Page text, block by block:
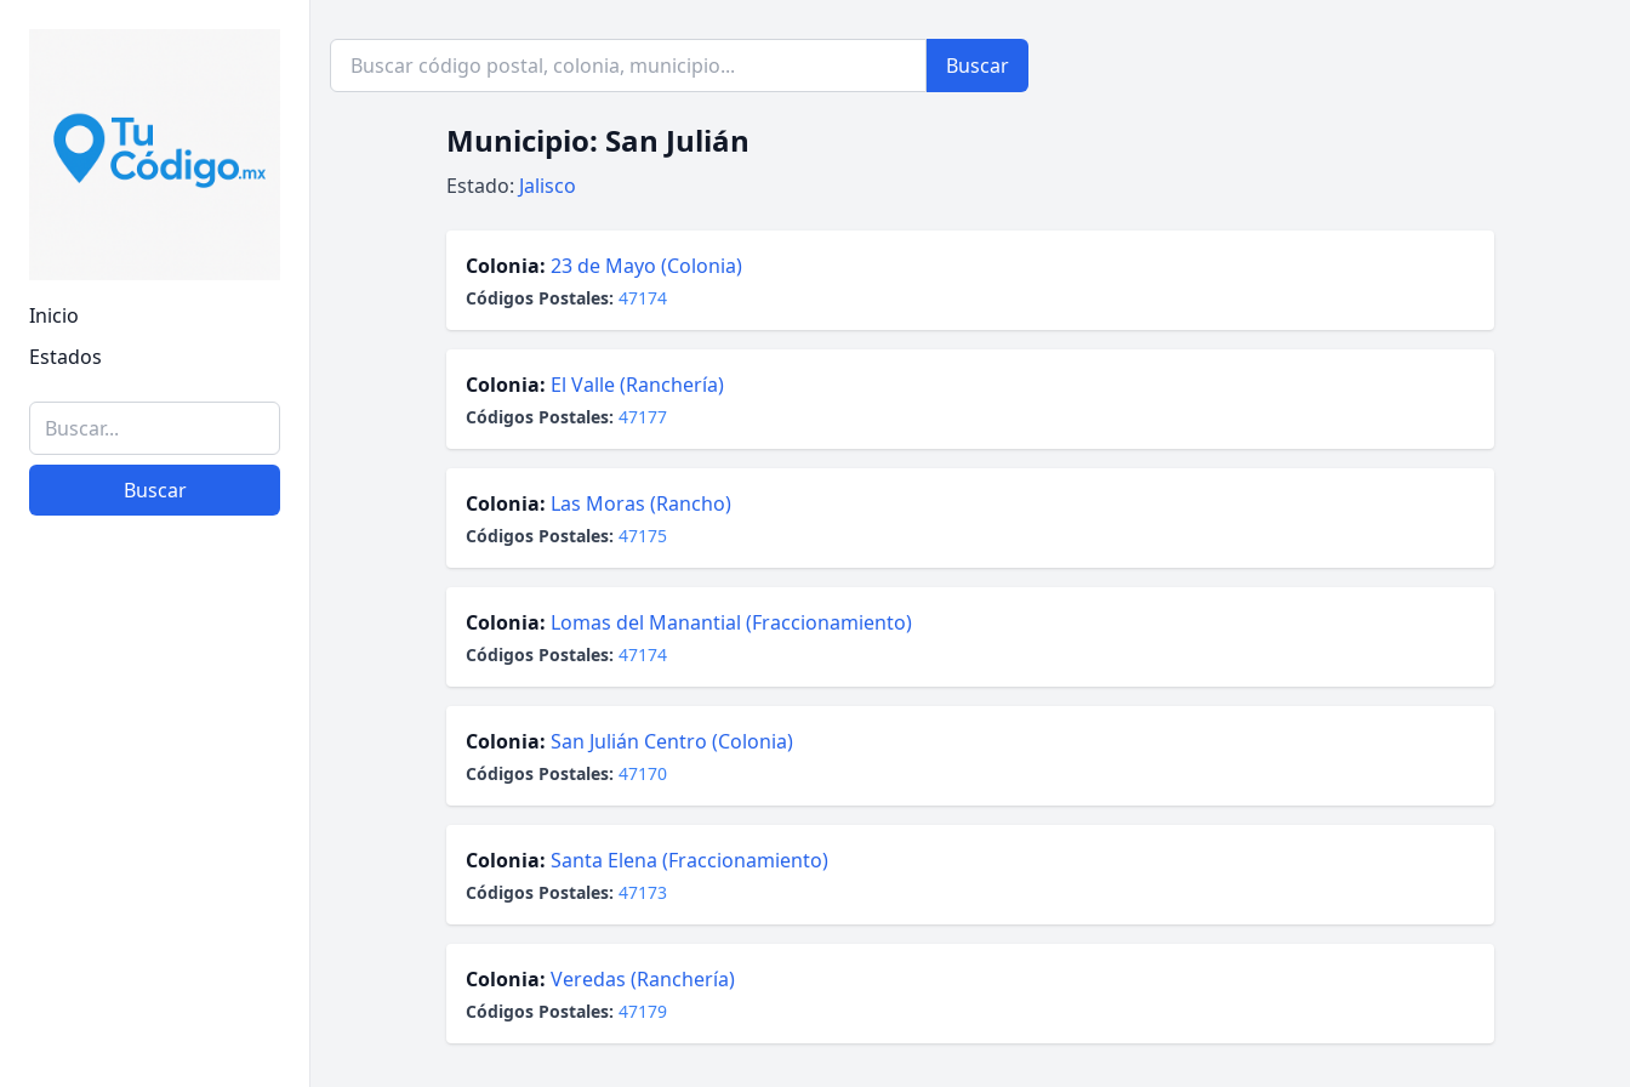
Inicio
Estados
Buscar
Buscar
Municipio: San Julián
Estado: Jalisco
Colonia: 23 de Mayo (Colonia)
Códigos Postales: 47174
Colonia: El Valle (Ranchería)
Códigos Postales: 47177
Colonia: Las Moras (Rancho)
Códigos Postales: 47175
Colonia: Lomas del Manantial (Fraccionamiento)
Códigos Postales: 47174
Colonia: San Julián Centro (Colonia)
Códigos Postales: 47170
Colonia: Santa Elena (Fraccionamiento)
Códigos Postales: 47173
Colonia: Veredas (Ranchería)
Códigos Postales: 47179